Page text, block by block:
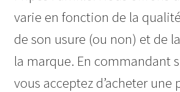
varie en fonction de la
de son usure (ou non) et de
la marque. En commandant
vous acceptez d’acheter une